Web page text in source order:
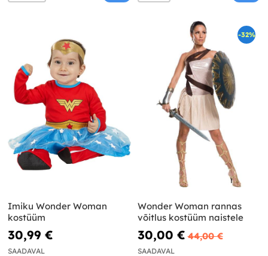
Imiku Wonder Woman
kostüüm
30,99 €
SAADAVAL
-32%
Wonder Woman rannas
võitlus kostüüm naistele
30,00 € 44,00 €
SAADAVAL